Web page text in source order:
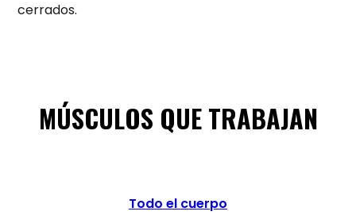
cerrados.
MÚSCULOS QUE TRABAJAN
Todo el cuerpo